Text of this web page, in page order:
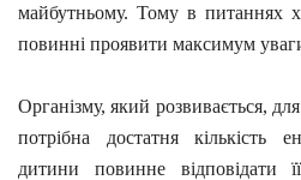
майбутньому. Тому в питаннях
повинні проявити максимум
Організму, який розвивається,
потрібна достатня кількість
дитини повинне відповідати